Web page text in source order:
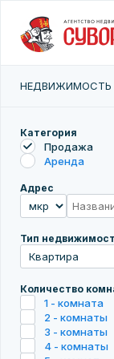
НЕДВИЖИМОСТЬ
Категория
Продажа
Аренда
Адрес
Тип
Количество
1 - комната
2 - комнаты
3 - комнаты
4 - комнаты